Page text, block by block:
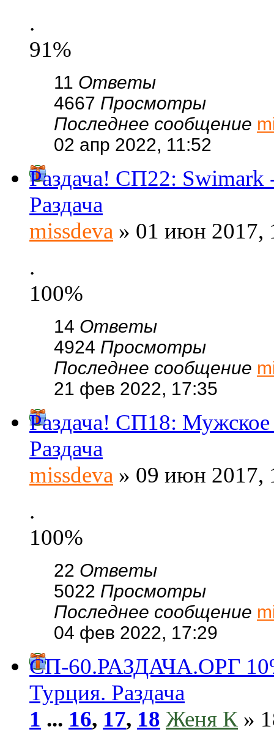
.
91%
11 Ответы
4667 Просмотры
Последнее сообщение
02 апр 2022, 11:52
Раздача! СП22:
Раздача
missdeva » 01 июн 2017,
.
100%
14 Ответы
4924 Просмотры
Последнее сообщение
21 фев 2022, 17:35
Раздача! СП18:
Раздача
missdeva » 09 июн 2017,
.
100%
22 Ответы
5022 Просмотры
Последнее сообщение
04 фев 2022, 17:29
СП-60.РАЗДАЧА.ОРГ
Турция. Раздача
1 ... 16, 17, 18 Женя К »